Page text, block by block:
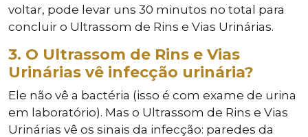
voltar, pode levar uns 30 minutos no total para
concluir o Ultrassom de Rins e Vias Urinárias.
3. O Ultrassom de Rins e Vias
Urinárias vê infecção urinária?
Ele não vê a bactéria (isso é com exame de urina
em laboratório). Mas o Ultrassom de Rins e Vias
Urinárias vê os sinais da infecção: paredes da